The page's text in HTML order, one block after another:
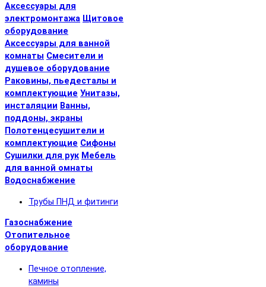
Аксессуары для
электромонтажа Щитовое
оборудование
Аксессуары для ванной
комнаты Смесители и
душевое оборудование
Раковины, пьедесталы и
комплектующие Унитазы,
инсталяции Ванны,
поддоны, экраны
Полотенцесушители и
комплектующие Сифоны
Сушилки для рук Мебель
для ванной омнаты
Водоснабжение
Трубы ПНД и фитинги
Газоснабжение
Отопительное
оборудование
Печное отопление,
камины